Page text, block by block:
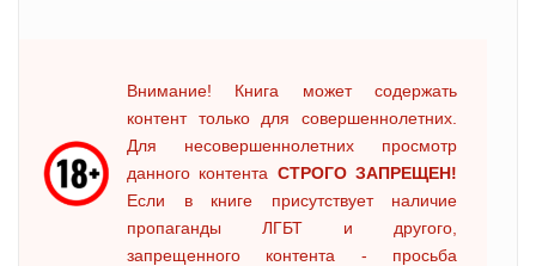
Внимание! Книга может содержать
контент только для совершеннолетних.
Для несовершеннолетних просмотр
данного контента СТРОГО ЗАПРЕЩЕН!
Если в книге присутствует наличие
пропаганды ЛГБТ и другого,
запрещенного контента - просьба